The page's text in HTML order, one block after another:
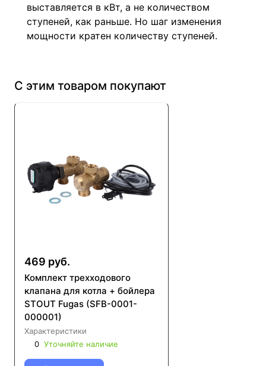
выставляется в кВт, а не количеством
ступеней, как раньше. Но шаг изменения
мощности кратен количеству ступеней.
С этим товаром покупают
469 руб.
Комплект трехходового
клапана для котла + бойлера
STOUT Fugas (SFB-0001-
000001)
Характеристики
0 Уточняйте наличие